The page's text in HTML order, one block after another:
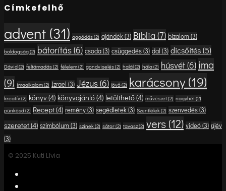
Címkefelhő
advent (31) aggódás(2) ajándék (3) Biblia (7) bizalom(3)
boldogság(2) bátorítás(6) csoda(3) csüggedés(3) dal (3) dicsőítés(5)
Dávid(2) feltámadás(2) félelem(2) gondviselés(2) halál(2) hála(2) húsvét(6) ima
(9) imaalkalom(2) Izrael (3) Jézus(6) jövő(2) karácsony(19)
kreatív(2) könyv(4) könyvajánló(4) letölthető(4) művészet(2) nagyhét(2)
pünkösd(2) Recept(4) remény(3) segédletek (3) Szentlélek(2) szenvedés(3)
szeretet(4) szimbólum(3) színek(2) sátor(2) tavasz(2) vers (12) videó(3) újév
(3)
© 2025 Kuti Lívia